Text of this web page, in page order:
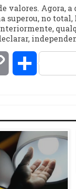
valores. Agora, a
no total,
Copy